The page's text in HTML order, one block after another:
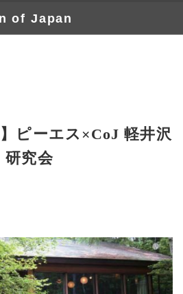
of Japan
】ピーエス×CoJ 軽井沢
研究会